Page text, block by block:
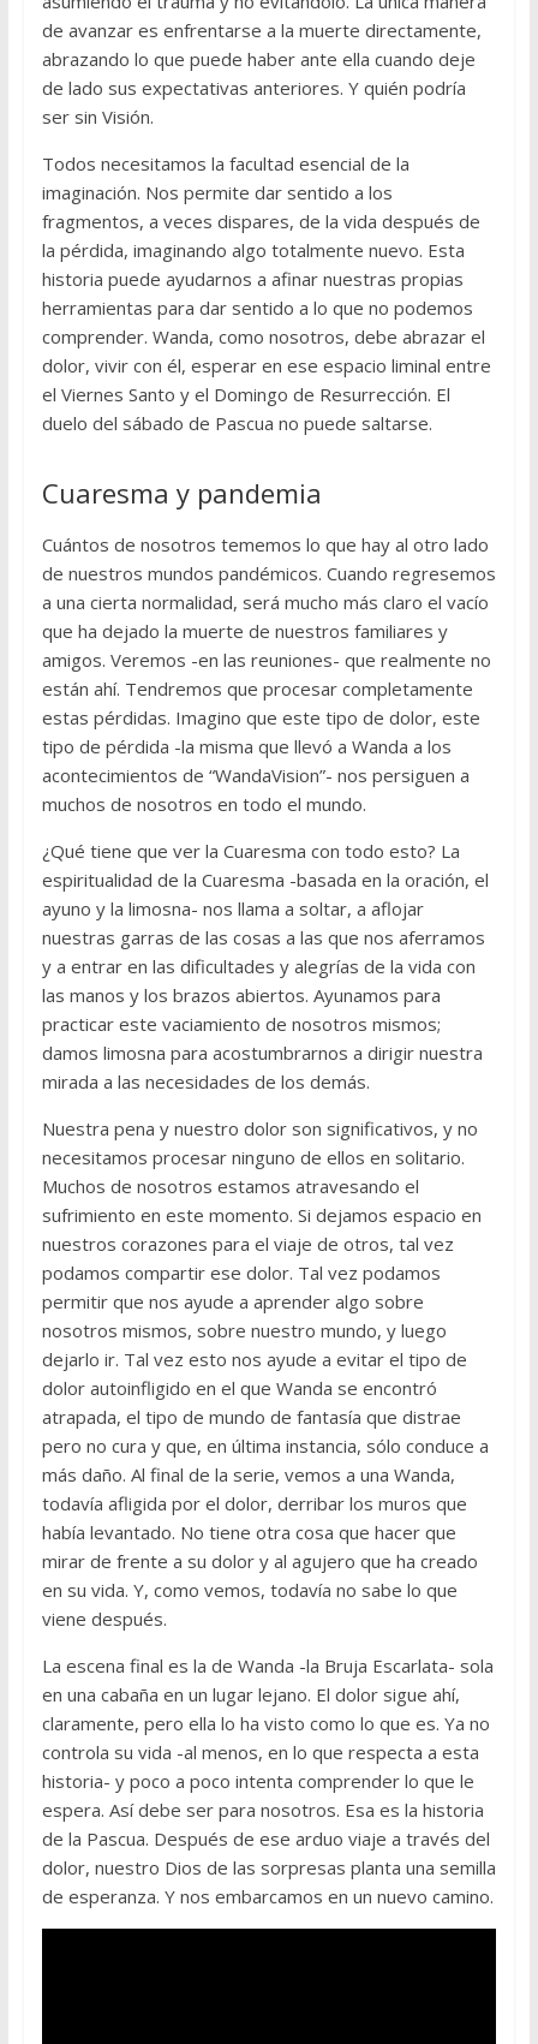
de avanzar es enfrentarse a la muerte directamente,
abrazando lo que puede haber ante ella cuando deje
de lado sus expectativas anteriores. Y quién podría
ser sin Visión.
Todos necesitamos la facultad esencial de la
imaginación. Nos permite dar sentido a los
fragmentos, a veces dispares, de la vida después de
la pérdida, imaginando algo totalmente nuevo. Esta
historia puede ayudarnos a afinar nuestras propias
herramientas para dar sentido a lo que no podemos
comprender. Wanda, como nosotros, debe abrazar el
dolor, vivir con él, esperar en ese espacio liminal entre
el Viernes Santo y el Domingo de Resurrección. El
duelo del sábado de Pascua no puede saltarse.
Cuaresma y pandemia
Cuántos de nosotros tememos lo que hay al otro lado
de nuestros mundos pandémicos. Cuando regresemos
a una cierta normalidad, será mucho más claro el vacío
que ha dejado la muerte de nuestros familiares y
amigos. Veremos -en las reuniones- que realmente no
están ahí. Tendremos que procesar completamente
estas pérdidas. Imagino que este tipo de dolor, este
tipo de pérdida -la misma que llevó a Wanda a los
acontecimientos de “WandaVision”- nos persiguen a
muchos de nosotros en todo el mundo.
¿Qué tiene que ver la Cuaresma con todo esto? La
espiritualidad de la Cuaresma -basada en la oración, el
ayuno y la limosna- nos llama a soltar, a aflojar
nuestras garras de las cosas a las que nos aferramos
y a entrar en las dificultades y alegrías de la vida con
las manos y los brazos abiertos. Ayunamos para
practicar este vaciamiento de nosotros mismos;
damos limosna para acostumbrarnos a dirigir nuestra
mirada a las necesidades de los demás.
Nuestra pena y nuestro dolor son significativos, y no
necesitamos procesar ninguno de ellos en solitario.
Muchos de nosotros estamos atravesando el
sufrimiento en este momento. Si dejamos espacio en
nuestros corazones para el viaje de otros, tal vez
podamos compartir ese dolor. Tal vez podamos
permitir que nos ayude a aprender algo sobre
nosotros mismos, sobre nuestro mundo, y luego
dejarlo ir. Tal vez esto nos ayude a evitar el tipo de
dolor autoinfligido en el que Wanda se encontró
atrapada, el tipo de mundo de fantasía que distrae
pero no cura y que, en última instancia, sólo conduce a
más daño. Al final de la serie, vemos a una Wanda,
todavía afligida por el dolor, derribar los muros que
había levantado. No tiene otra cosa que hacer que
mirar de frente a su dolor y al agujero que ha creado
en su vida. Y, como vemos, todavía no sabe lo que
viene después.
La escena final es la de Wanda -la Bruja Escarlata- sola
en una cabaña en un lugar lejano. El dolor sigue ahí,
claramente, pero ella lo ha visto como lo que es. Ya no
controla su vida -al menos, en lo que respecta a esta
historia- y poco a poco intenta comprender lo que le
espera. Así debe ser para nosotros. Esa es la historia
de la Pascua. Después de ese arduo viaje a través del
dolor, nuestro Dios de las sorpresas planta una semilla
de esperanza. Y nos embarcamos en un nuevo camino.